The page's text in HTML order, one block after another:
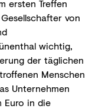
ersten Treffen
von
wichtig,
der täglichen
Menschen
Unternehmen
Euro in die